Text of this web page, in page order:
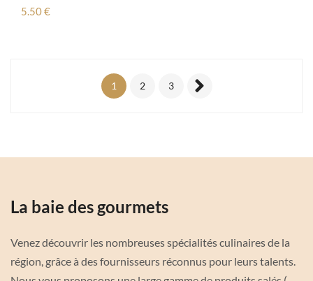
5.50 €
1 2 3
La baie des gourmets
Venez découvrir les nombreuses spécialités culinaires de la
région, grâce à des fournisseurs réconnus pour leurs talents.